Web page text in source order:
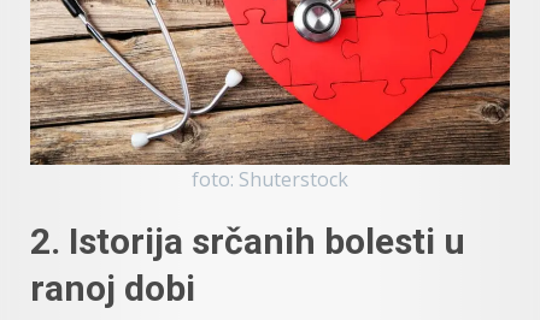
foto: Shuterstock
2. Istorija srčanih bolesti u
ranoj dobi